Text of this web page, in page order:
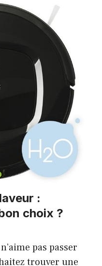
:
choix ?
pas passer
trouver une